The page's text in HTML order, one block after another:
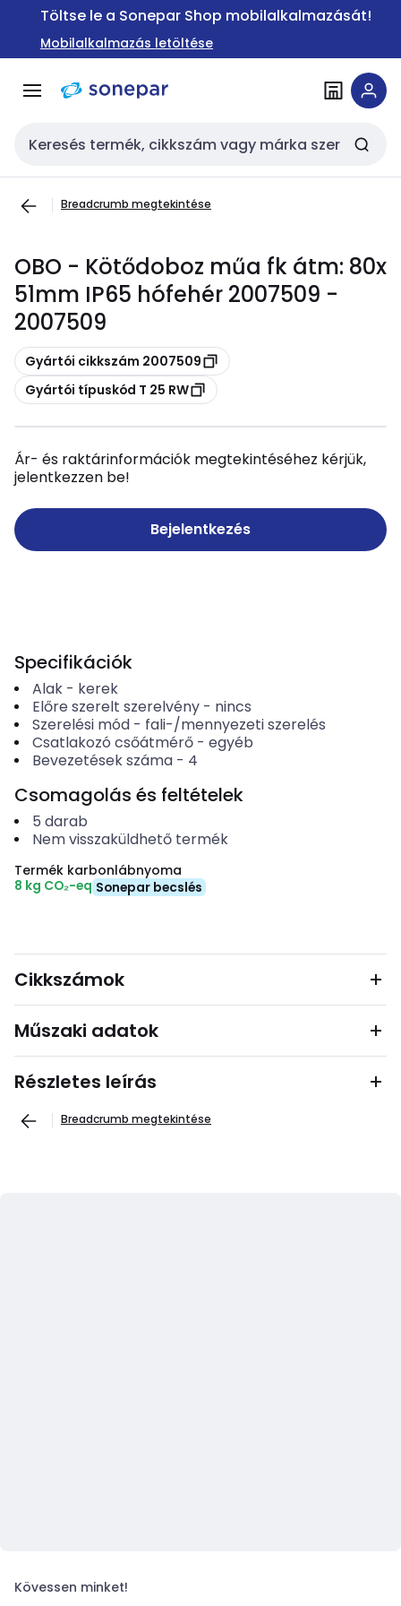
Ugrás a
Ugrás a
tartalomra
Töltse le a Sonepar Shop mobilalkalmazását!
Mobilalkalmazás letöltése
Keresési bemenet
Breadcrumb megtekintése
OBO - Kötődoboz műa fk átm: 80x
51mm IP65 hófehér 2007509 -
2007509
Másolás
Gyártói cikkszám 2007509
Másolás
Gyártói típuskód T 25 RW
Ár- és raktárinformációk megtekintéséhez kérjük,
jelentkezzen be!
Bejelentkezés
Specifikációk
Alak- kerek
Előre szerelt szerelvény- nincs
Szerelési mód- fali-/mennyezeti szerelés
Csatlakozó csőátmérő- egyéb
Bevezetések száma- 4
Csomagolás és feltételek
5 darab
Nem visszaküldhető termék
Termék karbonlábnyoma
8 kg CO₂-eq Sonepar becslés
Cikkszámok
Műszaki adatok
Részletes leírás
Breadcrumb megtekintése
Kövessen minket!